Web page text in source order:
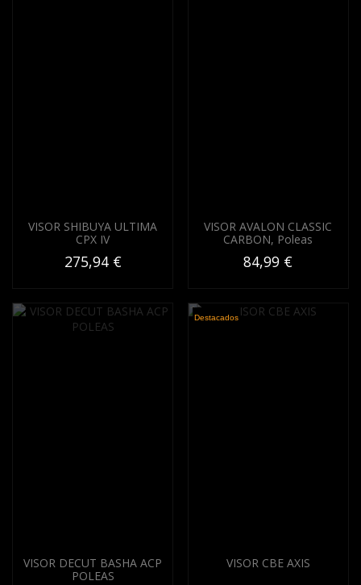
VISOR SHIBUYA ULTIMA
CPX IV
275,94 €
VISOR AVALON CLASSIC
CARBON, Poleas
84,99 €
VISOR DECUT BASHA ACP
POLEAS
Destacados
VISOR CBE AXIS